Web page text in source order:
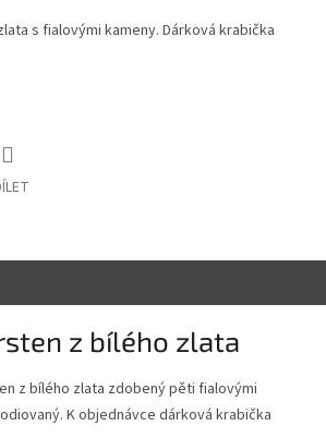
s fialovými kameny. Dárková krabička
z bílého zlata
z bílého zlata zdobený pěti fialovými
K objednávce dárková krabička